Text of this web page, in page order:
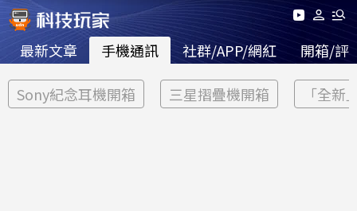
最新文章 手機通訊 社群/APP/網紅 開箱/評
Sony紀念耳機開箱 三星摺疊機開箱 「全新